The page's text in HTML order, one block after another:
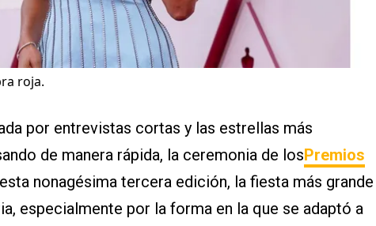
roja.
por entrevistas cortas y las estrellas más
de manera rápida, la ceremonia de losPremios
nonagésima tercera edición, la fiesta más grande
especialmente por la forma en la que se adaptó a